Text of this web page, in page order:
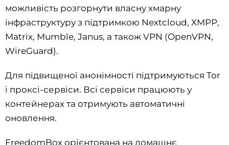
можливість розгорнути власну хмарну
інфраструктуру з підтримкою Nextcloud, XMPP,
Matrix, Mumble, Janus, а також VPN (OpenVPN,
WireGuard).
Для підвищеної анонімності підтримуються Tor
і проксі-сервіси. Всі сервіси працюють у
контейнерах та отримують автоматичні
оновлення.
FreedomBox орієнтована на домашнє